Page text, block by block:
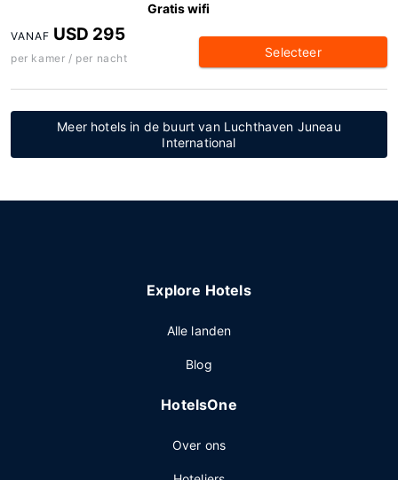
Gratis wifi
VANAF USD 295
per kamer / per nacht Selecteer
Meer hotels in de buurt van Luchthaven Juneau
International
Explore Hotels
Alle landen
Blog
HotelsOne
Over ons